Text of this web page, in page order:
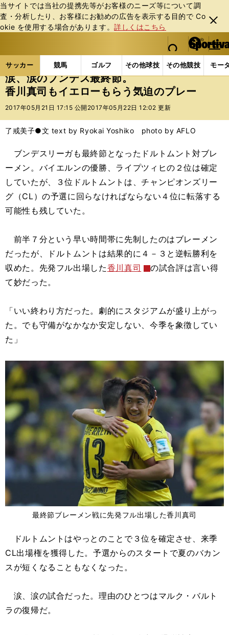
当サイトでは当社の提携先等がお客様のニーズ等について調
査・分析したり、お客様にお勧めの広告を表⽰する⽬的で Co
okie を使⽤する場合があります。詳しくはこちら
閉じ
る
web Sportiva (webスポルティーバ)
検索
マイペ
ー
ジ
メニュ
サッカー 競馬 ゴルフ その他球技 その他競技 モー
ス
ポ
ル
バ
サッカーの記事一覧 海外サッカー 海外サッカー
涙、涙のブンデス最終節。
香川真司もイエローもらう気迫のプレー
2017年05月21日 17:15 公開 2017年05月22日 12:02 更新
了戒美子●文 text by Ryokai Yoshiko photo by AFLO
ブンデスリーガも最終節となったドルトムント対ブレ
ーメン。バイエルンの優勝、ライプツィヒの２位は確定
していたが、３位ドルトムントは、チャンピオンズリー
グ（CL）の予選に回らなければならない４位に転落する
可能性も残していた。
前半７分という早い時間帯に先制したのはブレーメン
だったが、ドルトムントは結果的に４－３と逆転勝利を
収めた。先発フル出場した香川真司
の試合評は言い得
て妙だった。
「いい終わり方だった。劇的にスタジアムが盛り上がっ
た。でも守備がなかなか安定しない、今季を象徴してい
た」
最終節ブレーメン戦に先発フル出場した香川真司
ドルトムントはやっとのことで３位を確定させ、来季
CL出場権を獲得した。予選からのスタートで夏のバカン
スが短くなることもなくなった。
涙、涙の試合だった。理由のひとつはマルク・バルト
ラの復帰だ。